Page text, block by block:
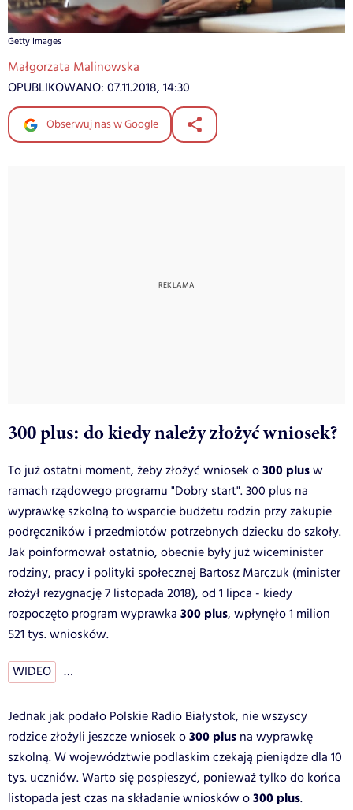
Getty Images
Małgorzata Malinowska
OPUBLIKOWANO: 07.11.2018, 14:30
Obserwuj nas w Google
300 plus: do kiedy należy złożyć wniosek?
To już ostatni moment, żeby złożyć wniosek o300 plusw
ramach rządowego programu "Dobry start".300 plus na
wyprawkę szkolną to wsparcie budżetu rodzin przy zakupie
podręczników i przedmiotów potrzebnych dziecku do szkoły.
Jak poinformował ostatnio, obecnie były już wiceminister
rodziny, pracy i polityki społecznej Bartosz Marczuk (minister
złożył rezygnację 7 listopada 2018), od 1 lipca - kiedy
rozpoczęto program wyprawka 300 plus, wpłynęło 1 milion
521 tys. wniosków.
WIDEO …
Jednak jak podało Polskie Radio Białystok, nie wszyscy
rodzice złożyli jeszcze wniosek o300 plus na wyprawkę
szkolną. W województwie podlaskim czekają pieniądze dla 10
tys. uczniów. Warto się pospieszyć, ponieważ tylko do końca
listopada jest czas na składanie wniosków o300 plus.